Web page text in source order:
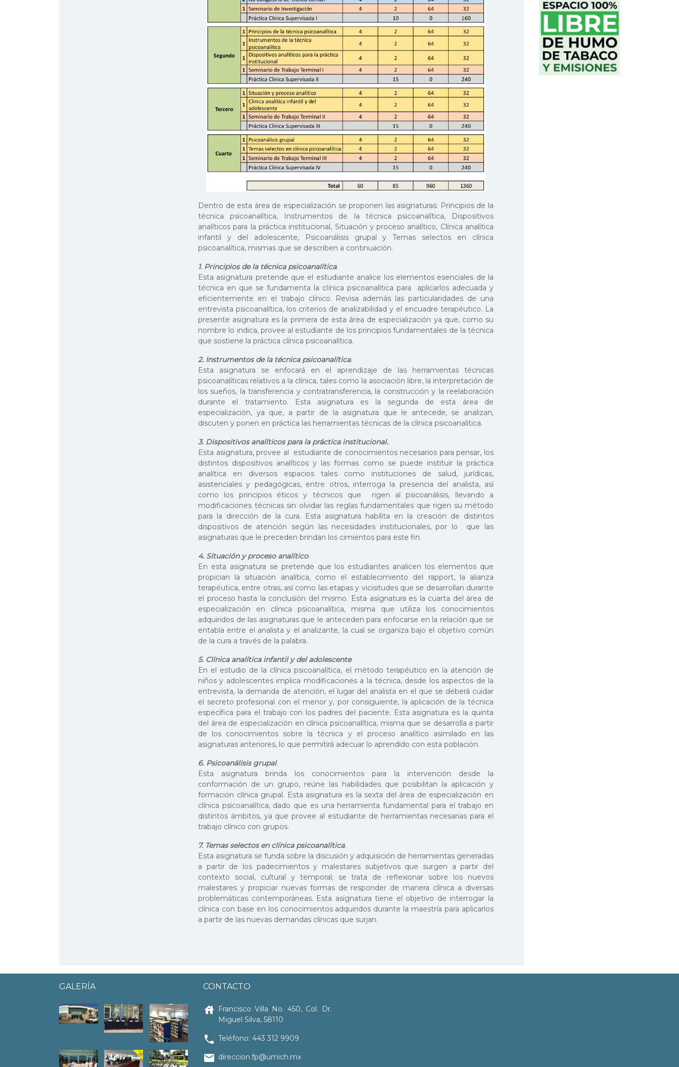
Dentro de esta área de especialización se proponen las asignaturas: Principios de la
técnica psicoanalítica, Instrumentos de la técnica psicoanalítica, Dispositivos
analíticos para la práctica institucional, Situación y proceso analítico, Clínica analítica
infantil y del adolescente, Psicoanálisis grupal y Temas selectos en clínica
psicoanalítica, mismas que se describen a continuación.
1. Principios de la técnica psicoanalítica.
Esta asignatura pretende que el estudiante analice los elementos esenciales de la
técnica en que se fundamenta la clínica psicoanalítica para aplicarlos adecuada y
eficientemente en el trabajo clínico. Revisa además las particularidades de una
entrevista psicoanalítica, los criterios de analizabilidad y el encuadre terapéutico. La
presente asignatura es la primera de esta área de especialización ya que, como su
nombre lo indica, provee al estudiante de los principios fundamentales de la técnica
que sostiene la práctica clínica psicoanalítica.
2. Instrumentos de la técnica psicoanalítica.
Esta asignatura se enfocará en el aprendizaje de las herramientas técnicas
psicoanalíticas relativos a la clínica, tales como la asociación libre, la interpretación de
los sueños, la transferencia y contratransferencia, la construcción y la reelaboración
durante el tratamiento. Esta asignatura es la segunda de esta área de
especialización, ya que, a partir de la asignatura que le antecede, se analizan,
discuten y ponen en práctica las herramientas técnicas de la clínica psicoanalítica.
3. Dispositivos analíticos para la práctica institucional..
Esta asignatura, provee al estudiante de conocimientos necesarios para pensar, los
distintos dispositivos analíticos y las formas como se puede instituir la práctica
analítica en diversos espacios tales como instituciones de salud, jurídicas,
asistenciales y pedagógicas, entre otros, interroga la presencia del analista, así
como los principios éticos y técnicos que rigen al psicoanálisis, llevando a
modificaciones técnicas sin olvidar las reglas fundamentales que rigen su método
para la dirección de la cura. Esta asignatura habilita en la creación de distintos
dispositivos de atención según las necesidades institucionales, por lo que las
asignaturas que le preceden brindan los cimientos para este fin.
4. Situación y proceso analítico.
En esta asignatura se pretende que los estudiantes analicen los elementos que
propician la situación analítica, como el establecimiento del rapport, la alianza
terapéutica, entre otras, así como las etapas y vicisitudes que se desarrollan durante
el proceso hasta la conclusión del mismo. Esta asignatura es la cuarta del área de
especialización en clínica psicoanalítica, misma que utiliza los conocimientos
adquiridos de las asignaturas que le anteceden para enfocarse en la relación que se
entabla entre el analista y el analizante, la cual se organiza bajo el objetivo común
de la cura a través de la palabra.
5. Clínica analítica infantil y del adolescente.
En el estudio de la clínica psicoanalítica, el método terapéutico en la atención de
niños y adolescentes implica modificaciones a la técnica, desde los aspectos de la
entrevista, la demanda de atención, el lugar del analista en el que se deberá cuidar
el secreto profesional con el menor y, por consiguiente, la aplicación de la técnica
específica para el trabajo con los padres del paciente. Esta asignatura es la quinta
del área de especialización en clínica psicoanalítica, misma que se desarrolla a partir
de los conocimientos sobre la técnica y el proceso analítico asimilado en las
asignaturas anteriores, lo que permitirá adecuar lo aprendido con esta población.
6. Psicoanálisis grupal.
Esta asignatura brinda los conocimientos para la intervención desde la
conformación de un grupo, reúne las habilidades que posibilitan la aplicación y
formación clínica grupal. Esta asignatura es la sexta del área de especialización en
clínica psicoanalítica, dado que es una herramienta fundamental para el trabajo en
distintos ámbitos, ya que provee al estudiante de herramientas necesarias para el
trabajo clínico con grupos.
7. Temas selectos en clínica psicoanalítica.
Esta asignatura se funda sobre la discusión y adquisición de herramientas generadas
a partir de los padecimientos y malestares subjetivos que surgen a partir del
contexto social, cultural y temporal; se trata de reflexionar sobre los nuevos
malestares y propiciar nuevas formas de responder de manera clínica a diversas
problemáticas contemporáneas. Esta asignatura tiene el objetivo de interrogar la
clínica con base en los conocimientos adquiridos durante la maestría para aplicarlos
a partir de las nuevas demandas clínicas que surjan.
GALERÍA CONTACTO
house Francisco Villa No. 450, Col. Dr.
Miguel Silva, 58110
local_phone Teléfono: 443 312 9909
email direccion.fp@umich.mx